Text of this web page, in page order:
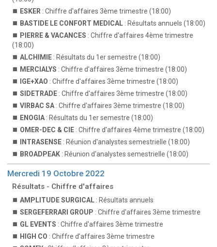
ESKER : Chiffre d'affaires 3ème trimestre (18:00)
BASTIDE LE CONFORT MEDICAL : Résultats annuels (18:00)
PIERRE & VACANCES : Chiffre d'affaires 4ème trimestre
(18:00)
ALCHIMIE : Résultats du 1er semestre (18:00)
MERCIALYS : Chiffre d'affaires 3ème trimestre (18:00)
IGE+XAO : Chiffre d'affaires 3ème trimestre (18:00)
SIDETRADE : Chiffre d'affaires 3ème trimestre (18:00)
VIRBAC SA : Chiffre d'affaires 3ème trimestre (18:00)
ENOGIA : Résultats du 1er semestre (18:00)
OMER-DEC & CIE : Chiffre d'affaires 4ème trimestre (18:00)
INTRASENSE : Réunion d'analystes semestrielle (18:00)
BROADPEAK : Réunion d'analystes semestrielle (18:00)
Mercredi 19 Octobre 2022
Résultats - Chiffre d'affaires
AMPLITUDE SURGICAL : Résultats annuels
SERGEFERRARI GROUP : Chiffre d'affaires 3ème trimestre
GL EVENTS : Chiffre d'affaires 3ème trimestre
HIGH CO : Chiffre d'affaires 3ème trimestre